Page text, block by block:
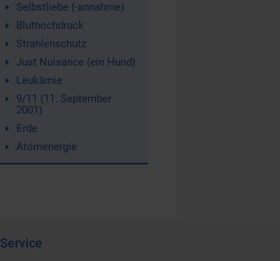
Selbstliebe (-annahme)
Bluthochdruck
Strahlenschutz
Just Nuisance (ein Hund)
Leukämie
9/11 (11. September
2001)
Erde
Atomenergie
Service